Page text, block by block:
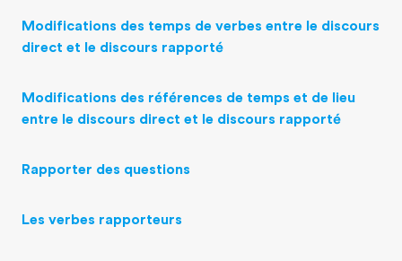
Modifications des temps de verbes entre le discours
direct et le discours rapporté
Modifications des références de temps et de lieu
entre le discours direct et le discours rapporté
Rapporter des questions
Les verbes rapporteurs